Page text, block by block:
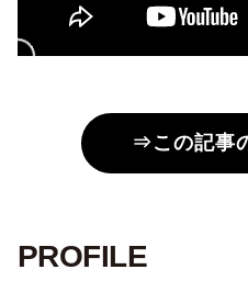
⇒この記事
PROFILE